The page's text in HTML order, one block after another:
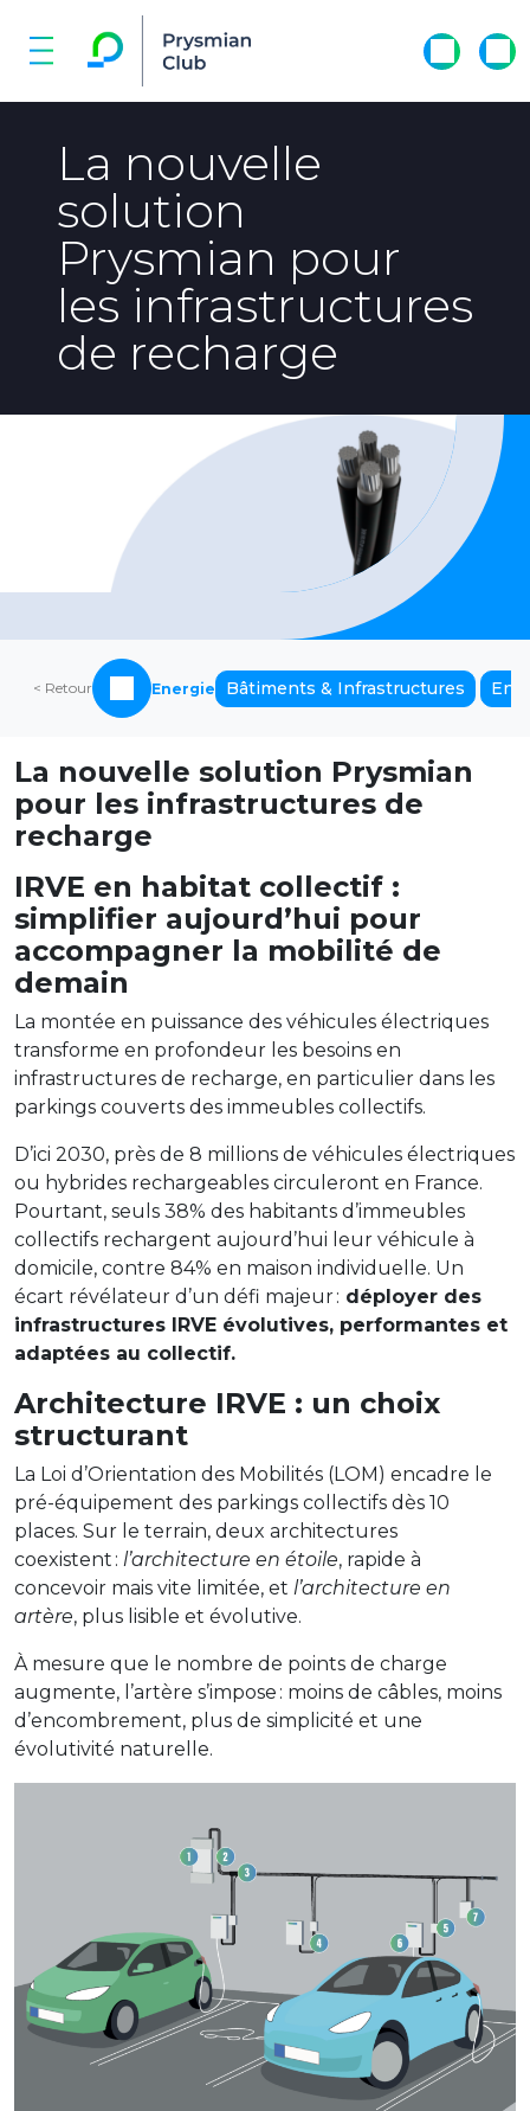
La nouvelle
solution
Prysmian pour
les infrastructures
de recharge
< Retour Energie Bâtiments & Infrastructures
La nouvelle solution Prysmian
pour les infrastructures de
recharge
IRVE en habitat collectif :
simplifier aujourd’hui pour
accompagner la mobilité de
demain
La montée en puissance des véhicules électriques
transforme en profondeur les besoins en
infrastructures de recharge, en particulier dans les
parkings couverts des immeubles collectifs.
D’ici 2030, près de 8 millions de véhicules électriques
ou hybrides rechargeables circuleront en France.
Pourtant, seuls 38% des habitants d’immeubles
collectifs rechargent aujourd’hui leur véhicule à
domicile, contre 84% en maison individuelle. Un
écart révélateur d’un défi majeur : déployer des
infrastructures IRVE évolutives, performantes et
adaptées au collectif.
Architecture IRVE : un choix
structurant
La Loi d’Orientation des Mobilités (LOM) encadre le
pré-équipement des parkings collectifs dès 10
places. Sur le terrain, deux architectures
coexistent : l’architecture en étoile, rapide à
concevoir mais vite limitée, et l’architecture en
artère, plus lisible et évolutive.
À mesure que le nombre de points de charge
augmente, l’artère s’impose : moins de câbles, moins
d’encombrement, plus de simplicité et une
évolutivité naturelle.